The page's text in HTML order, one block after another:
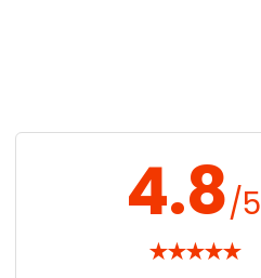
4.8/5
★★★★★